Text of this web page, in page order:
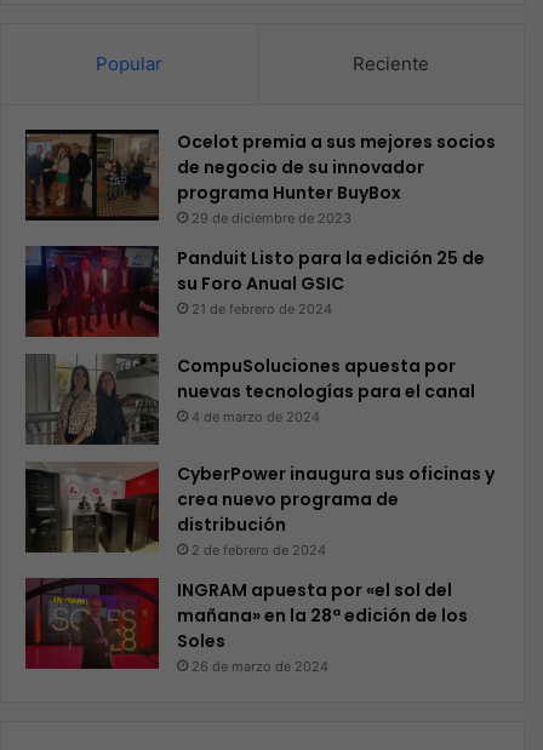
Popular Reciente
Ocelot premia a sus mejores socios
de negocio de su innovador
programa Hunter BuyBox
29 de diciembre de 2023
Panduit Listo para la edición 25 de
su Foro Anual GSIC
21 de febrero de 2024
CompuSoluciones apuesta por
nuevas tecnologías para el canal
4 de marzo de 2024
CyberPower inaugura sus oficinas y
crea nuevo programa de
distribución
2 de febrero de 2024
INGRAM apuesta por «el sol del
mañana» en la 28ª edición de los
Soles
26 de marzo de 2024